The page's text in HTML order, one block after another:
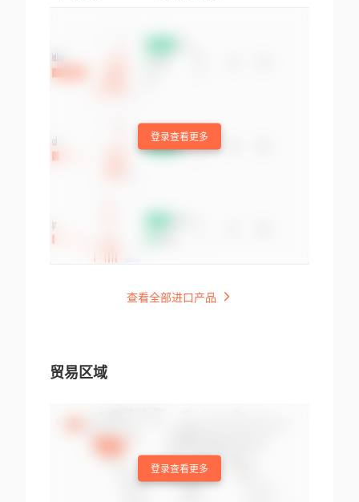
登录查看更多
查看全部进口产品
贸易区域
登录查看更多